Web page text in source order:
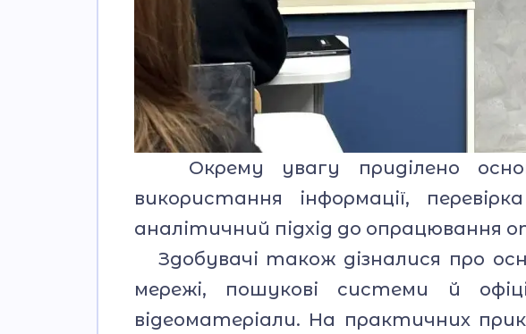
Окрему увагу приділено
використання інформації,
аналітичний підхід до опрацювання
Здобувачі також дізналися про
мережі, пошукові системи й
відеоматеріали. На практичних